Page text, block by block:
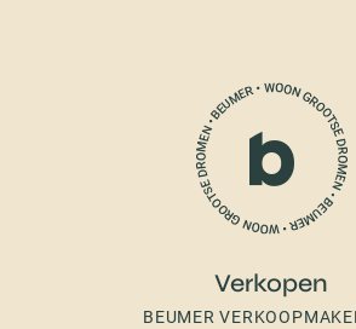
Verkopen
BEUMER